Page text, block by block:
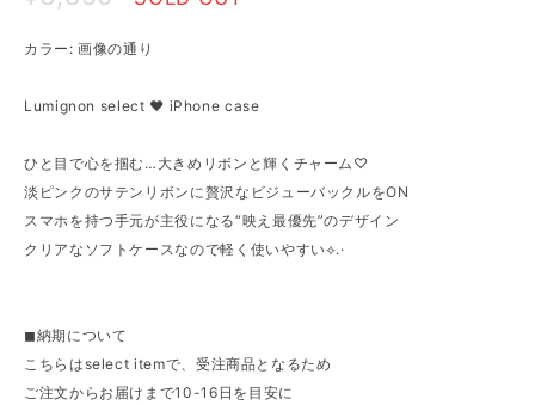
カラー: 画像の通り
Lumignon select ♥ iPhone case
ひと目で心を掴む…大きめリボンと輝くチャーム♡
淡ピンクのサテンリボンに贅沢なビジューバックルをON
スマホを持つ手元が主役になる“映え最優先”のデザイン
クリアなソフトケースなので軽く使いやすい⟡.·
◼︎納期について
こちらはselect itemで、受注商品となるため
ご注文からお届けまで10-16日を目安に